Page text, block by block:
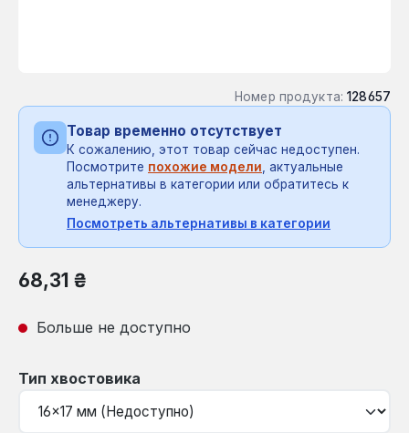
Номер продукта: 128657
Товар временно отсутствует
К сожалению, этот товар сейчас недоступен.
Посмотрите похожие модели, актуальные
альтернативы в категории или обратитесь к
менеджеру.
Посмотреть альтернативы в категории
Обычная цена:
68,31 ₴
Больше не доступно
Выберите
Тип хвостовика